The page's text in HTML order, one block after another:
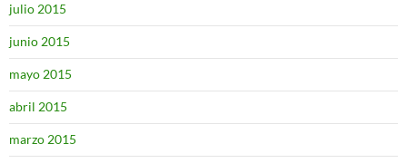
julio 2015
junio 2015
mayo 2015
abril 2015
marzo 2015